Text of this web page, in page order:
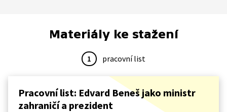
Materiály ke stažení
1 pracovní list
Pracovní list: Edvard Beneš jako ministr
zahraničí a prezident